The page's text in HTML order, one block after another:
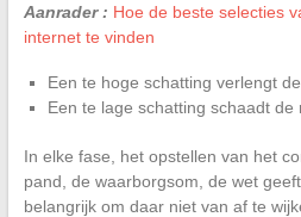
Aanrader : Hoe de beste selecties
internet te vinden
Een te hoge schatting verlengt
Een te lage schatting schaadt de
In elke fase, het opstellen van het
pand, de waarborgsom, de wet
belangrijk om daar niet van af te